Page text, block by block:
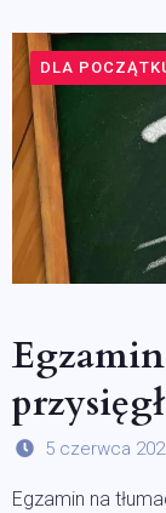
DLA
5 czerwca
Egzamin na